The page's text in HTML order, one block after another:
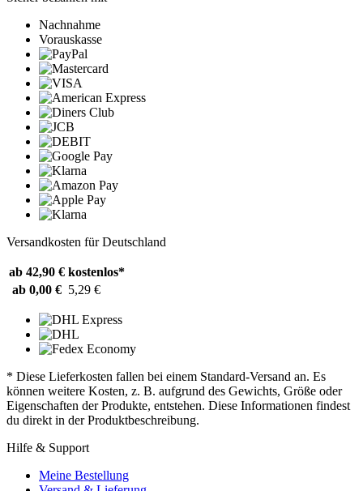
Nachnahme
Vorauskasse
Versandkosten für Deutschland
ab 42,90 € kostenlos*
ab 0,00 € 5,29 €
* Diese Lieferkosten fallen bei einem Standard-Versand an. Es
können weitere Kosten, z. B. aufgrund des Gewichts, Größe oder
Eigenschaften der Produkte, entstehen. Diese Informationen findest
du direkt in der Produktbeschreibung.
Hilfe & Support
Meine Bestellung